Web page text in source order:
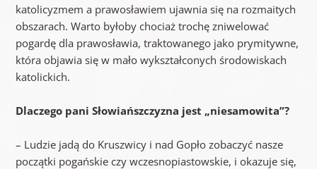
katolicyzmem a prawosławiem ujawnia się na rozmaitych
obszarach. Warto byłoby chociaż trochę zniwelować
pogardę dla prawosławia, traktowanego jako prymitywne,
która objawia się w mało wykształconych środowiskach
katolickich.
Dlaczego pani Słowiańszczyzna jest „niesamowita”?
– Ludzie jadą do Kruszwicy i nad Gopło zobaczyć nasze
początki pogańskie czy wczesnopiastowskie, i okazuje się,